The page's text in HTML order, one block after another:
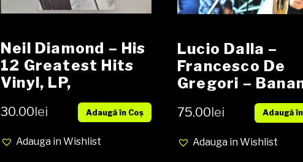
Neil Diamond – His
12 Greatest Hits
Vinyl, LP,
Compilation,
media VG+ cover
VG+
30.00lei Adaugă în Coș
Adauga in Wishlist
Lucio Dalla –
Francesco De
Gregori –
Republic Vinyl,
Album,
media VG+ cover
Vg
75.00lei Adaugă
Adauga in Wishlist